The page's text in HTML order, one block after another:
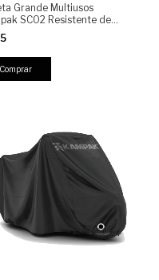
Grande Multiusos
SC02 Resistente de
capacidad para uso Diario
Comprar